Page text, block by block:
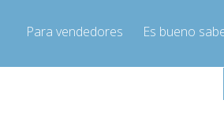
Para vendedores Es bueno
de 9:00 a De lunes a viernes
Info@compressor-